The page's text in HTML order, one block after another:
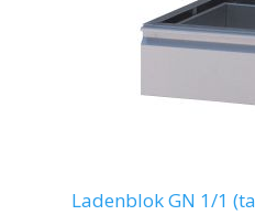
Ladenblok GN 1/1